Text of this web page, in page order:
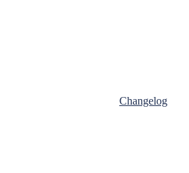
Changelog